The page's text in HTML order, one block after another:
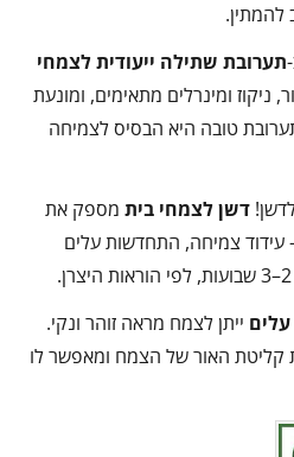
להמתין.
תערובת שתילה ייעודית לצמחי
ניקוז ומינרלים מתאימים, ומונעת
טובה היא הבסיס לצמיחה
דשן לצמחי בית מספק את
עידוד צמיחה, התחדשות עלים
ייתן לצמח מראה זוהר ונקי.
קליטת האור של הצמח ומאפשר לו